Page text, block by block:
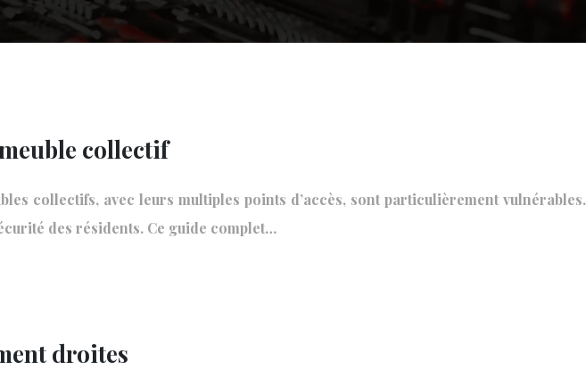
collectif
collectifs, avec leurs multiples points d’accès, sont particulièrement vulnérables.
des résidents. Ce guide complet…
droites